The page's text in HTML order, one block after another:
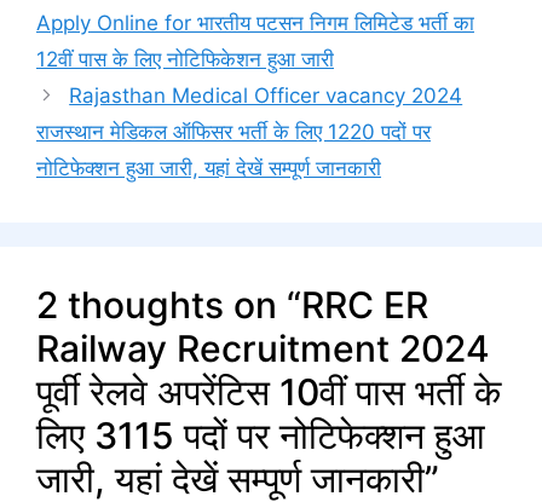
Apply Online for भारतीय पटसन निगम लिमिटेड भर्ती का
12वीं पास के लिए नोटिफिकेशन हुआ जारी
Rajasthan Medical Officer vacancy 2024
राजस्थान मेडिकल ऑफिसर भर्ती के लिए 1220 पदों पर
नोटिफेक्शन हुआ जारी, यहां देखें सम्पूर्ण जानकारी
2 thoughts on “RRC ER
Railway Recruitment 2024
पूर्वी रेलवे अपरेंटिस 10वीं पास भर्ती के
लिए 3115 पदों पर नोटिफेक्शन हुआ
जारी, यहां देखें सम्पूर्ण जानकारी”